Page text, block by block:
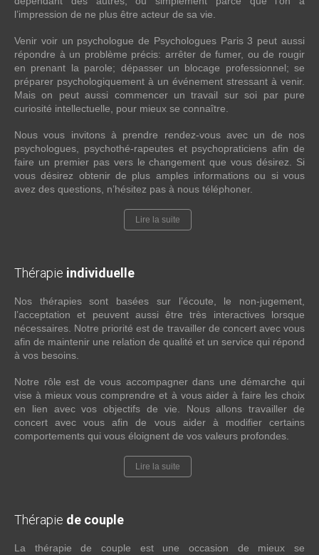
l’impression de ne plus être acteur de sa vie.
Venir voir un psychologue de Psychologues Paris 3 peut aussi
répondre à un problème précis: arrêter de fumer, ou de rougir
en prenant la parole; dépasser un blocage professionnel; se
préparer psychologiquement à un événement stressant à venir.
Mais on peut aussi commencer un travail sur soi par pure
curiosité intellectuelle, pour mieux se connaître.
Nous vous invitons à prendre rendez-vous avec un de nos
psychologues, psychothé-rapeutes et psychopraticiens afin de
faire un premier pas vers le changement que vous désirez. Si
vous désirez obtenir de plus amples informations ou si vous
avez des questions, n’hésitez pas à nous téléphoner.
Lire la suite
Thérapie individuelle
Nos thérapies sont basées sur l’écoute, le non-jugement,
l’acceptation et peuvent aussi être très interactives lorsque
nécessaires. Notre priorité est de travailler de concert avec vous
afin de maintenir une relation de qualité et un service qui répond
à vos besoins.
Notre rôle est de vous accompagner dans une démarche qui
vise à mieux vous comprendre et à vous aider à faire les choix
en lien avec vos objectifs de vie. Nous allons travailler de
concert avec vous afin de vous aider à modifier certains
comportements qui vous éloignent de vos valeurs profondes.
Lire la suite
Thérapie de couple
La thérapie de couple est une occasion de mieux se